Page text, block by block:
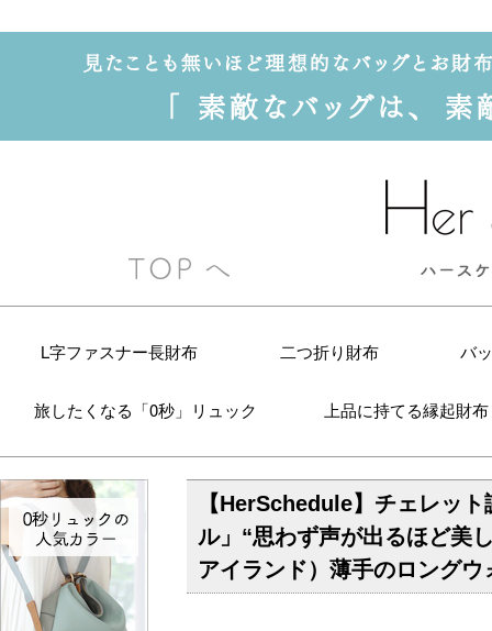
L字ファスナー長財布 二つ折り財布 バ
旅したくなる「0秒」リュック 上品に持てる縁起財布
【HerSchedule】チェレッ
ル」“思わず声が出るほど美
アイランド）薄手のロング